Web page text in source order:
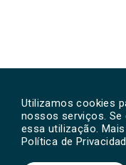
Utilizamos cookies
nossos serviços. Se
essa utilização.
Política de